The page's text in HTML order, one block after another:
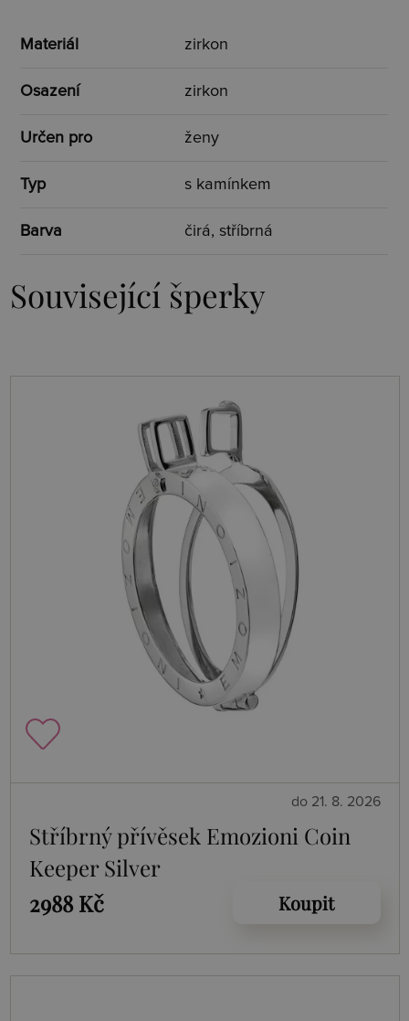
Materiál zirkon
Osazení zirkon
Určen pro ženy
Typ s kamínkem
Barva čirá, stříbrná
Související šperky
do 21. 8. 2026
Stříbrný přívěsek Emozioni Coin
Keeper Silver
2988 Kč
Koupit